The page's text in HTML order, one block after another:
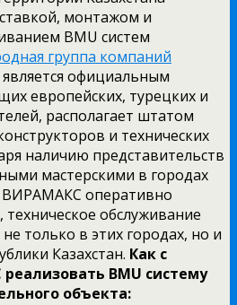
монтажом и
ВМU систем
группа компаний
официальным
европейских, турецких и
располагает штатом
и технических
наличию представительств
мастерскими в городах
ВИРАМАКС оперативно
обслуживание
только в этих городах, но и
Казахстан. Как с
BMU систему
объекта: